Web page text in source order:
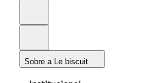
Sobre a Le biscuit